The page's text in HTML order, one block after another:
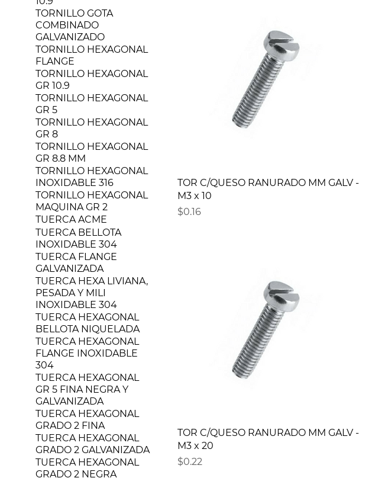
TORNILLO GOTA
COMBINADO
GALVANIZADO
TORNILLO HEXAGONAL
FLANGE
TORNILLO HEXAGONAL
GR 10.9
TORNILLO HEXAGONAL
GR 5
TORNILLO HEXAGONAL
GR 8
TORNILLO HEXAGONAL
GR 8.8 MM
TORNILLO HEXAGONAL
INOXIDABLE 316
TORNILLO HEXAGONAL
MAQUINA GR 2
TUERCA ACME
TUERCA BELLOTA
INOXIDABLE 304
TUERCA FLANGE
GALVANIZADA
TUERCA HEXA LIVIANA,
PESADA Y MILI
INOXIDABLE 304
TUERCA HEXAGONAL
BELLOTA NIQUELADA
TUERCA HEXAGONAL
FLANGE INOXIDABLE
304
TUERCA HEXAGONAL
GR 5 FINA NEGRA Y
GALVANIZADA
TUERCA HEXAGONAL
GRADO 2 FINA
TUERCA HEXAGONAL
GRADO 2 GALVANIZADA
TUERCA HEXAGONAL
GRADO 2 NEGRA
TOR C/QUESO RANURADO MM GALV -
M3 x 10
Precio
$0.16
TOR C/QUESO RANURADO MM GALV -
M3 x 20
Precio
$0.22